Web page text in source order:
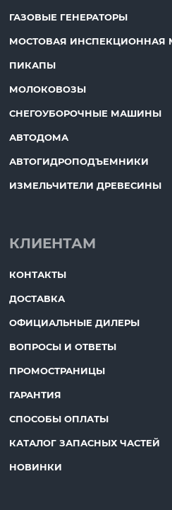
ГАЗОВЫЕ ГЕНЕРАТОРЫ
МОСТОВАЯ ИНСПЕКЦИОННАЯ
ПИКАПЫ
МОЛОКОВОЗЫ
СНЕГОУБОРОЧНЫЕ МАШИНЫ
АВТОДОМА
АВТОГИДРОПОДЪЕМНИКИ
ИЗМЕЛЬЧИТЕЛИ ДРЕВЕСИНЫ
КЛИЕНТАМ
КОНТАКТЫ
ДОСТАВКА
ОФИЦИАЛЬНЫЕ ДИЛЕРЫ
ВОПРОСЫ И ОТВЕТЫ
ПРОМОСТРАНИЦЫ
ГАРАНТИЯ
СПОСОБЫ ОПЛАТЫ
КАТАЛОГ ЗАПАСНЫХ ЧАСТЕЙ
НОВИНКИ